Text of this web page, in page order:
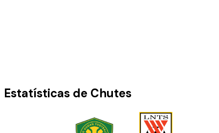
Estatísticas de Chutes